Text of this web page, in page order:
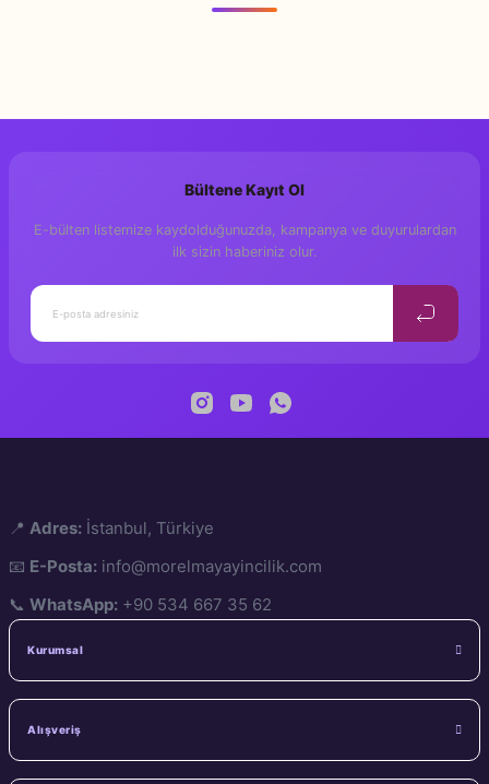
BİLİŞSEL BECERİ GELİŞTİRİCİ HİKAYELER 1
500,00 TL
Bültene Kayıt Ol
E-bülten listemize kaydolduğunuzda, kampanya ve duyurulardan
ilk sizin haberiniz olur.
📍 Adres: İstanbul, Türkiye
📧 E-Posta: info@morelmayayincilik.com
📞 WhatsApp: +90 534 667 35 62
Kurumsal
Alışveriş